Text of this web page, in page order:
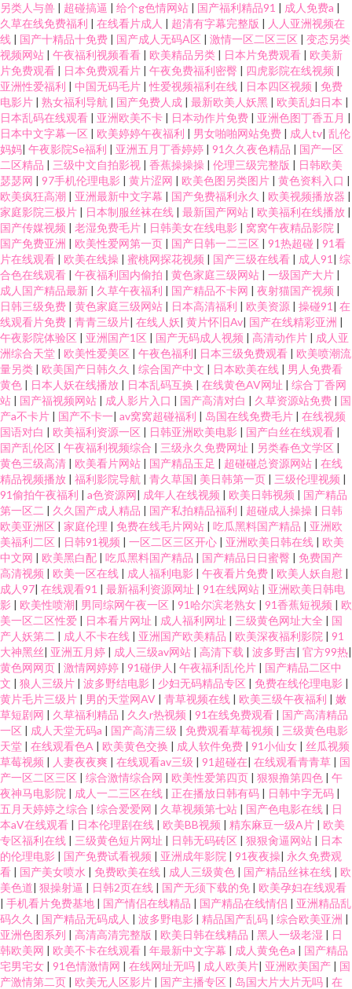
另类人与兽 | 超碰搞逼 | 给个g色情网站 | 国产福利精品91 | 成人免费a |
久草在线免费福利 | 在线看片成人 | 超清有字幕完整版 | 人人亚洲视频在
线 | 国产十精品十免费 | 国产成人无码A区 | 激情一区二区三区 | 变态另类
视频网站 | 午夜福利视频看看 | 欧美精品另类 | 日本片免费观看 | 欧美新
片免费观看 | 日本免费观看片 | 午夜免费福利密臀 | 四虎影院在线视频 |
亚洲性爱福利 | 中国无码毛片 |性爱视频福利在线 | 日本四区视频 | 免费
电影片 | 熟女福利导航 | 国产免费人成 | 最新欧美人妖黑 | 欧美乱妇日本 |
日本乱码在线观看 | 亚洲欧美不卡 | 日本动作片免费 | 亚洲色图丁香五月 |
日本中文字幕一区 | 欧美婷婷午夜福利 | 男女啪啪网站免费 | 成人tv| 乱伦
妈妈| 午夜影院Se福利 | 亚洲五月丁香婷婷 | 91久久夜色精品 | 国产一区
二区精品 | 三级中文自拍影视 | 香蕉操操操 | 伦理三级完整版 | 日韩欧美
瑟瑟网 | 97手机伦理电影 | 黄片涩网 | 欧美色图另类图片 | 黄色资料入口 |
欧美疯狂高潮 | 亚洲最新中文字幕 | 国产免费福利永久 | 欧美视频播放器 |
家庭影院三极片 | 日本制服丝袜在线 | 最新国产网站 | 欧美福利在线播放 |
国产传媒视频 | 老湿免费毛片 | 日韩美女在线电影 | 窝窝午夜精品影院 |
国产免费亚洲 | 欧美性爱网第一页 | 国产日韩一二三区 | 91热超碰 | 91看
片在线观看 | 欧美在线操 | 蜜桃网探花视频 | 国产三级在线看 | 成人91 | 综
合色在线观看 | 午夜福利国内偷拍 | 黄色家庭三级网站 | 一级国产大片 |
成人国产精品最新 | 久草午夜福利 | 国产精品不卡网 | 夜射猫国产视频 |
日韩三级免费 | 黄色家庭三级网站 | 日本高清福利 | 欧美资源 | 操碰91 | 在
线观看片免费 | 青青三级片| 在线人妖| 黄片怀旧Av| 国产在线精彩亚洲 |
午夜影院体验区 | 亚洲国产1区 | 国产无码成人视频 | 高清动作片 | 成人亚
洲综合天堂 | 欧美性爱美区 | 午夜色福利| 日本三级免费观看 | 欧美喷潮流
量另类 | 欧美国产日韩久久 | 综合国产中文 | 日本欧美在线 | 男人免费看
黄色 | 日本人妖在线播放 | 日本乱码互换 | 在线黄色AV网址 | 综合丁香网
站 | 国产福视频网站 | 成人影片入口 | 国产高清对白 | 久草资源站免费 | 国
产a不卡片 | 国产不卡一| av窝窝超碰福利 | 岛国在线免费毛片 | 在线视频
国语对白 | 欧美福利资源一区 | 日韩亚洲欧美电影 | 国产白丝在线观看 |
国产乱伦区 | 午夜福利视频综合 | 三级永久免费网址 | 另类春色文学区 |
黄色三级高清 | 欧美看片网站 | 国产精品玉足 | 超碰碰总资源网站 | 在线
精品视频播放 | 福利影院导航 | 青久草国| 美日韩第一页 | 三级伦理视频 |
91偷拍午夜福利 | a色资源网| 成年人在线视频 | 欧美日韩视频 | 国产精品
第一区二 | 久久国产成人精品 | 国产私拍精品福利 | 超碰成人操操 | 日韩
欧美亚洲区 | 家庭伦理 | 免费在线毛片网站 | 吃瓜黑料国产精品 | 亚洲欧
美福利二区 | 日韩91视频 | 一区二区三区开心 | 亚洲欧美日韩在线 | 欧美
中文网 | 欧美黑白配 | 吃瓜黑料国产精品 | 国产精品日日蜜臀 | 免费国产
高清视频 | 欧美一区在线 | 成人福利电影 | 午夜看片免费 | 欧美人妖自慰 |
成人97| 在线观看91 | 最新福利资源网址 | 91在线网站 | 亚洲欧美日韩电
影 | 欧美性喷潮| 男同综网午夜一区 | 91哈尔滨老熟女 | 91香蕉短视频 | 欧
美一区二区性爱 | 日本看片网址 | 成人福利网址 | 三级黄色网址大全 | 国
产人妖第二 | 成人不卡在线 | 亚洲国产欧美精品 | 欧美深夜福利影院 | 91
大神黑丝| 亚洲五月婷 | 成人三级av网站 | 高清下载 | 波多野吉| 官方99热|
黄色网网页 | 激情网婷婷 | 91碰伊人 | 午夜福利乱伦片 | 国产精品二区中
文 | 狼人三级片 | 波多野结电影 | 少妇无码精品专区 | 免费在线伦理电影 |
黄片毛片三级片 | 男的天堂网AV | 青草视频在线 | 欧美三级午夜福利 | 嫩
草短剧网 | 久草福利精品 | 久久r热视频 | 91在线免费观看 | 国产高清精品
一区 | 成人天堂无码a | 国产高清三级 | 免费观看草莓视频 | 三级黄色电影
天堂 | 在线观看色A | 欧美黄色交换 | 成人软件免费 | 91小仙女 | 丝瓜视频
草莓视频 | 人妻夜夜爽 | 在线观看av三级 | 91超碰在| 在线观看青青草 | 国
产一区二区三区 | 综合激情综合网 | 欧美性爱第四页 | 狠狠撸第四色 | 午
夜神马电影院 | 成人一二三区在线 | 正在播放日韩有码 | 日韩中字无码 |
五月天婷婷之综合 | 综合爱爱网 | 久草视频第七站 | 国产色电影在线 | 日
本aⅤ在线观看 | 日本伦理剧在线 | 欧美BB视频 | 精东麻豆一级A片 | 欧美
专区福利在线 | 三级黄色短片网址 | 日韩无码砖区 | 狠狠肏逼网站 | 日本
的伦理电影 | 国产免费试看视频 | 亚洲成年影院 | 91夜夜操| 永久免费观
看 | 国产美女喷水 | 免费欧美在线 | 成人三级黄色 | 国产精品丝袜在线 | 欧
美色道| 狠操射逼 | 日韩2页在线 | 国产无须下载的免 | 欧美孕妇在线观看
| 手机看片免费基地 | 国产情侣在线精品 | 国产精品在线情侣 | 亚洲精品乱
码久久 | 国产精品无码成人 | 波多野电影 | 精品国产乱码 | 综合欧美亚洲 |
亚洲色图系列 | 高清高清完整版 | 欧美日韩在线精品 | 黑人一级老湿 | 日
韩欧美网 | 欧美不卡在线观看 | 年最新中文字幕 | 成人黄免色a | 国产精品
宅男宅女 | 91色情激情网 | 在线网址无吗 | 成人欧美片| 亚洲欧美国产 | 国
产激情第二页 | 欧美无人区影片 | 国产主播专区 | 岛国大片大片无吗 | 在